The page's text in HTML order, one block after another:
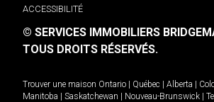
ACCESSIBILITÉ
© SERVICES IMMOBILIERS
TOUS DROITS RÉSERVÉS.
Trouver une maison Ontario | Québec | Alberta |
Manitoba | Saskatchewan | Nouveau-Brunswick |